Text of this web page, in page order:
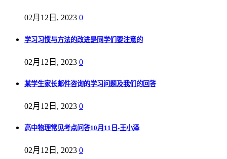
02月12日, 2023 0
学习习惯与方法的改进是同学们要注意的
02月12日, 2023 0
某学生家长邮件咨询的学习问题及我们的回答
02月12日, 2023 0
高中物理常见考点问答10月11日-王小泽
02月12日, 2023 0